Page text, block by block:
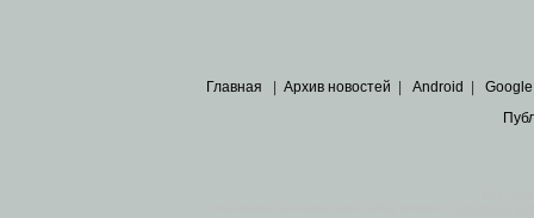
Главная Архив новостей Android Google